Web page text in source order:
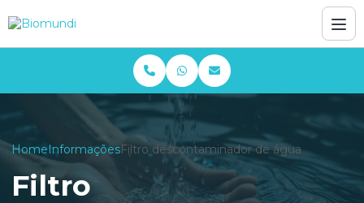
HomeInformaçõesFiltro descontaminador de água
Filtro